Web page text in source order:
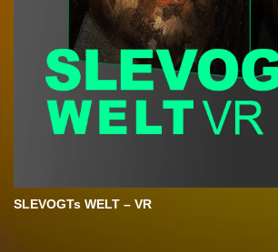
SLEVOGTs WELT – VR